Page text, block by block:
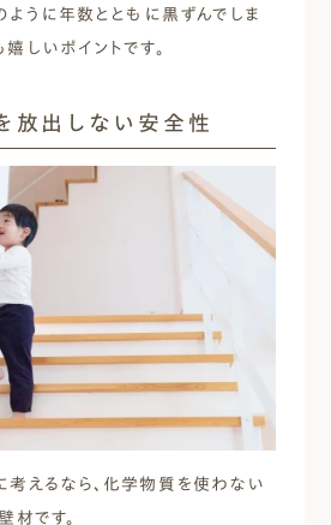
ように年数とともに黒ずんでしま
しいポイントです。
出しない安全性
えるなら、化学物質を使わない
材です。